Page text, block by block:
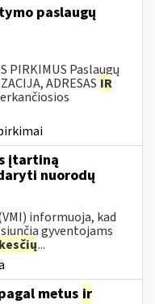
paslaugų
PIRKIMUS Paslaugų
ADRESAS IR
įtartiną
nuorodų
informuoja, kad
gyventojams
...
metus ir